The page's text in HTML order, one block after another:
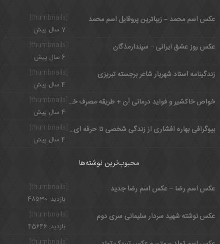
[thumbnails] عکس اسم محمد – زیباترین پروفایل اسم محمد
7 سال پیش
عکس روز عشق ایرانی – سپندارمذگان
6 سال پیش
[thumbnails]
زندگینامه استاد شهریار شاعر برجسته تبریزی
4 سال پیش
خواص خاکشیر و فواید درمانی آن + طریقه مصرف خاکشیر
4 سال پیش
بیوگرافی بهاره افشاری از زندگی شخصی تا حرفه ای و حواشی آن
4 سال پیش
محبوب‌ترین نوشته‌ها
عکس اسم رضا – عکس اسم رضا جدید
بازدید: 48530
[thumbnails]
عکس نوشته شهید سردار سلیمانی سری دوم
بازدید: 45646